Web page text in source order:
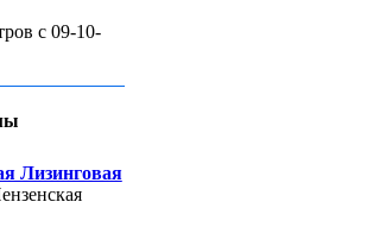
с 09-10-
Лизинговая